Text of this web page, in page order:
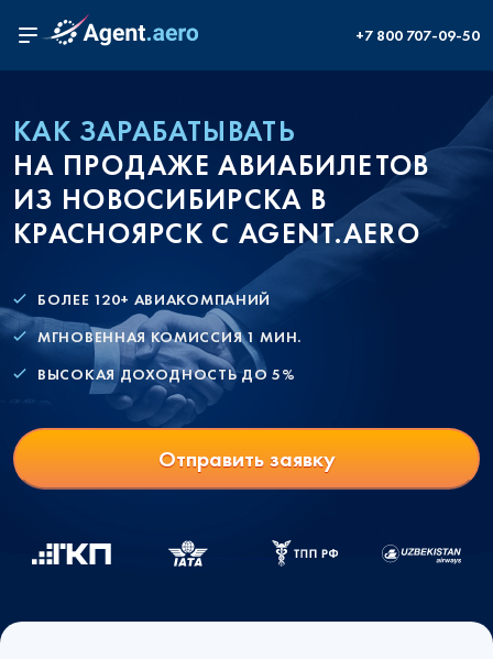
+7 800 707-09-50
КАК ЗАРАБАТЫВАТЬ
НА ПРОДАЖЕ АВИАБИЛЕТОВ
ИЗ НОВОСИБИРСКА В
КРАСНОЯРСК С AGENT.AERO
БОЛЕЕ 120+ АВИАКОМПАНИЙ
МГНОВЕННАЯ КОМИССИЯ 1 МИН.
ВЫСОКАЯ ДОХОДНОСТЬ ДО 5%
Отправить заявку